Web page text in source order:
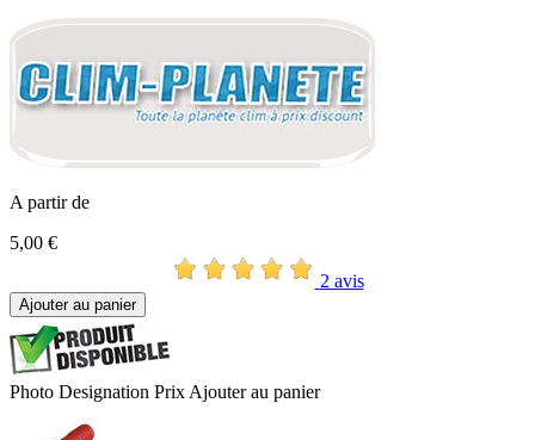
A partir de
5,00 €
2 avis
Ajouter au panier
Photo Designation Prix Ajouter au panier